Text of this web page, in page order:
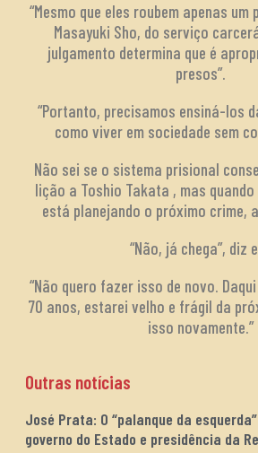
“Mesmo que eles roubem apenas um
Masayuki Sho, do serviço
julgamento determina que é
presos”.
“Portanto, precisamos ensiná-los
como viver em sociedade sem
Não sei se o sistema prisional
lição a Toshio Takata , mas
está planejando o próximo crime,
“Não, já chega”, diz
“Não quero fazer isso de novo.
70 anos, estarei velho e frágil da
isso novamente.”
Outras notícias
José Prata: O “palanque da
governo do Estado e presidência da